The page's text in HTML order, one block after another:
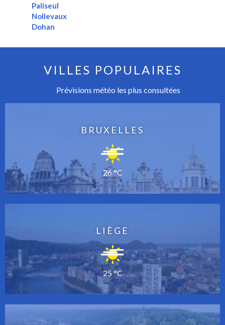
Paliseul
Nollevaux
Dohan
VILLES POPULAIRES
Prévisions météo les plus consultées
BRUXELLES
26 °C
LIÈGE
25 °C